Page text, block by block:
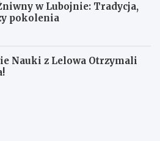
w Lubojnie: Tradycja,
pokolenia
Nauki z Lelowa Otrzymali